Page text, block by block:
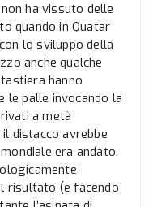
ha vissuto delle
quando in Quatar
lo sviluppo della
anche qualche
hanno
le palle invocando la
a metà
distacco avrebbe
era andato.
risultato (e facendo